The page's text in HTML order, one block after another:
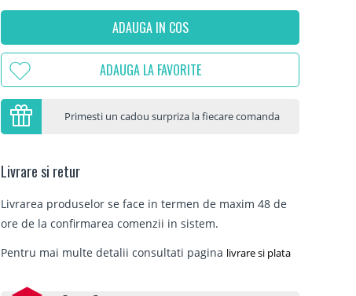
ADAUGA IN COS
ADAUGA LA FAVORITE
Primesti un cadou surpriza la fiecare comanda
Livrare si retur
Livrarea produselor se face in termen de maxim 48 de
ore de la confirmarea comenzii in sistem.
Pentru mai multe detalii consultati pagina livrare si plata